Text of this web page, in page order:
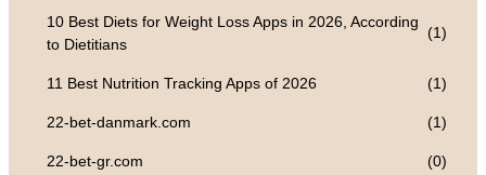
10 Best Diets for Weight Loss Apps in 2026, According
to Dietitians
(1)
11 Best Nutrition Tracking Apps of 2026 (1)
22-bet-danmark.com (1)
22-bet-gr.com (0)